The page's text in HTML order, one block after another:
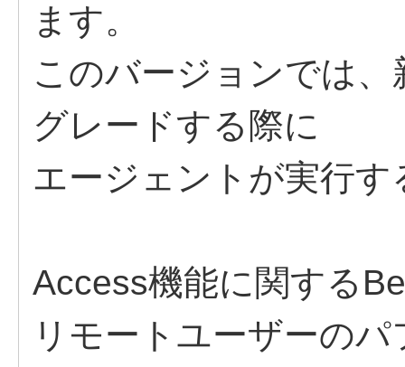
ます。​
このバージョンでは
グレードする際に
エージェントが実行
​Access機能に関する
リモートユーザーの